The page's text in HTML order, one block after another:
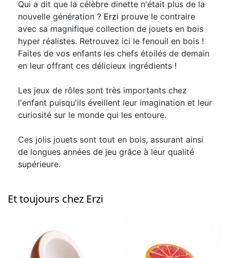
Qui a dit que la célèbre dinette n'était plus de la
nouvelle génération ? Erzi prouve le contraire
avec sa magnifique collection de jouets en bois
hyper réalistes. Retrouvez ici le fenouil en bois !
Faites de vos enfants les chefs étoilés de demain
en leur offrant ces délicieux ingrédients !
Les jeux de rôles sont très importants chez
l'enfant puisqu'ils éveillent leur imagination et leur
curiosité sur le monde qui les entoure.
Ces jolis jouets sont tout en bois, assurant ainsi
de longues années de jeu grâce à leur qualité
supérieure.
Et toujours chez Erzi